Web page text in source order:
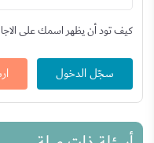
كيف تود أن يظهر اسمك على
سجّل الدخول